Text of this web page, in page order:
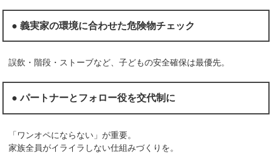
● 義実家の環境に合わせた危険物チェック
誤飲・階段・ストーブなど、子どもの安全確保は最優先。
● パートナーとフォロー役を交代制に
「ワンオペにならない」が重要。
家族全員がイライラしない仕組みづくりを。